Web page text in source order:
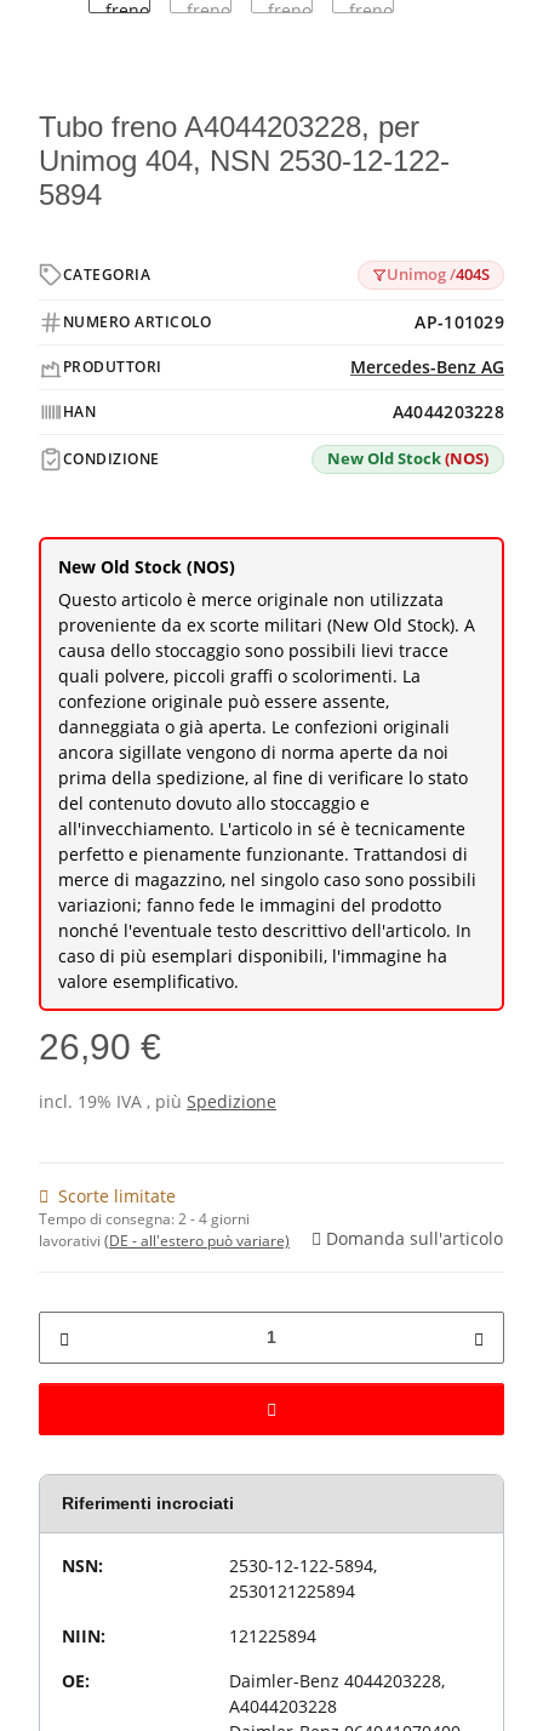
Tubo freno A4044203228, per
Unimog 404, NSN 2530-12-122-
5894
CATEGORIA Unimog /404S
NUMERO ARTICOLO AP-101029
PRODUTTORI Mercedes-Benz AG
HAN A4044203228
CONDIZIONE New Old Stock(NOS)
New Old Stock (NOS)
Questo articolo è merce originale non utilizzata
proveniente da ex scorte militari (New Old Stock). A
causa dello stoccaggio sono possibili lievi tracce
quali polvere, piccoli graffi o scolorimenti. La
confezione originale può essere assente,
danneggiata o già aperta. Le confezioni originali
ancora sigillate vengono di norma aperte da noi
prima della spedizione, al fine di verificare lo stato
del contenuto dovuto allo stoccaggio e
all'invecchiamento. L'articolo in sé è tecnicamente
perfetto e pienamente funzionante. Trattandosi di
merce di magazzino, nel singolo caso sono possibili
variazioni; fanno fede le immagini del prodotto
nonché l'eventuale testo descrittivo dell'articolo. In
caso di più esemplari disponibili, l'immagine ha
valore esemplificativo.
26,90 €
incl. 19% IVA , più Spedizione
Scorte limitate
Tempo di consegna:2 - 4 giorni
lavorativi (DE - all'estero può variare) Domanda sull'articolo
Riferimenti incrociati
Proprietà articolo
Valore
NSN:
2530-12-122-5894,
2530121225894
NIIN:
121225894
OE:
Daimler-Benz 4044203228,
A4044203228